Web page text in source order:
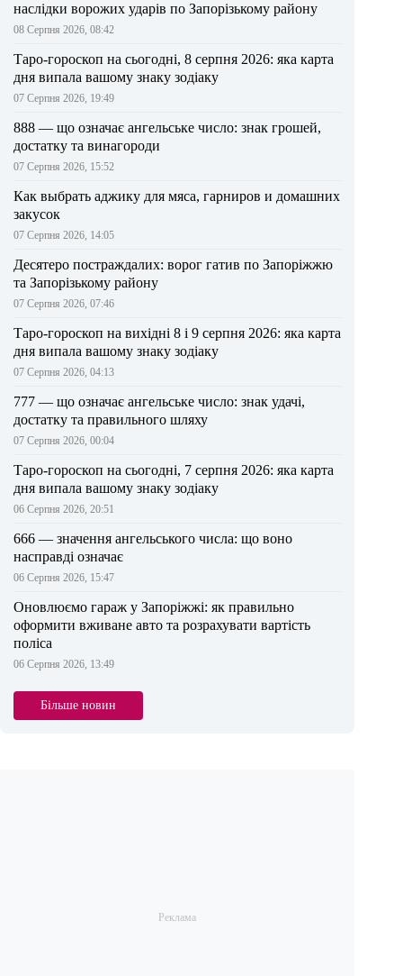
наслідки ворожих ударів по Запорізькому району
08 Серпня 2026, 08:42
Таро-гороскоп на сьогодні, 8 серпня 2026: яка карта
дня випала вашому знаку зодіаку
07 Серпня 2026, 19:49
888 — що означає ангельське число: знак грошей,
достатку та винагороди
07 Серпня 2026, 15:52
Как выбрать аджику для мяса, гарниров и домашних
закусок
07 Серпня 2026, 14:05
Десятеро постраждалих: ворог гатив по Запоріжжю
та Запорізькому району
07 Серпня 2026, 07:46
Таро-гороскоп на вихідні 8 і 9 серпня 2026: яка карта
дня випала вашому знаку зодіаку
07 Серпня 2026, 04:13
777 — що означає ангельське число: знак удачі,
достатку та правильного шляху
07 Серпня 2026, 00:04
Таро-гороскоп на сьогодні, 7 серпня 2026: яка карта
дня випала вашому знаку зодіаку
06 Серпня 2026, 20:51
666 — значення ангельського числа: що воно
насправді означає
06 Серпня 2026, 15:47
Оновлюємо гараж у Запоріжжі: як правильно
оформити вживане авто та розрахувати вартість
поліса
06 Серпня 2026, 13:49
Більше новин